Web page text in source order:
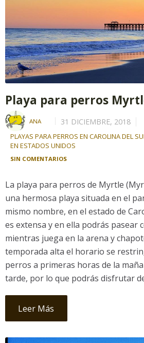
Playa para perros
ANA 31 DICIEMBRE, 2018
PLAYAS PARA PERROS EN CAROLINA DEL
EN ESTADOS UNIDOS
SIN COMENTARIOS
La playa para perros de Myrtle
una hermosa playa situada en el
mismo nombre, en el estado de
es extensa y en ella podrás pasear
mientras juega en la arena y
temporada alta el horario se
perros a primeras horas de la
tarde, por lo que podrás disfrutar
Leer Más